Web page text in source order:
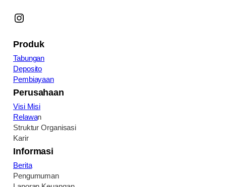
Instagram
Produk
Tabungan
Deposito
Pembiayaan
Perusahaan
Visi Misi
Relawan
Struktur Organisasi
Karir
Informasi
Berita
Pengumuman